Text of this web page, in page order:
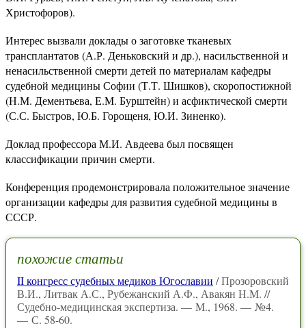
Христофоров).
Интерес вызвали доклады о заготовке тканевых
трансплантатов (А.Р. Деньковский и др.), насильственной и
ненасильственной смерти детей по материалам кафедры
судебной медицины Софии (Т.Т. Шишков), скоропостижной
(Н.М. Дементьева, Е.М. Бурштейн) и асфиктической смерти
(С.С. Быстров, Ю.Б. Горощеня, Ю.И. Зиненко).
Доклад профессора М.И. Авдеева был посвящен
классификации причин смерти.
Конференция продемонстрировала положительное значение
организации кафедры для развития судебной медицины в
СССР.
похожие статьи
II конгресс судебных медиков Югославии / Прозоровский
В.И., Литвак А.С., Рубежанский А.Ф., Авакян Н.М. //
Судебно-медицинская экспертиза. — М., 1968. — №4.
— С. 58-60.